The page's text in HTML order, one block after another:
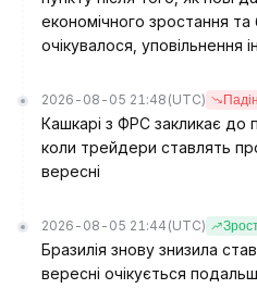
економічного зростання та
очікувалося, уповільнення
2026-08-05 21:48 (UTC)
Кашкарі з ФРС закликає до
коли трейдери ставлять
вересні
2026-08-05 21:44 (UTC)
Бразилія знову знизила
вересні очікується